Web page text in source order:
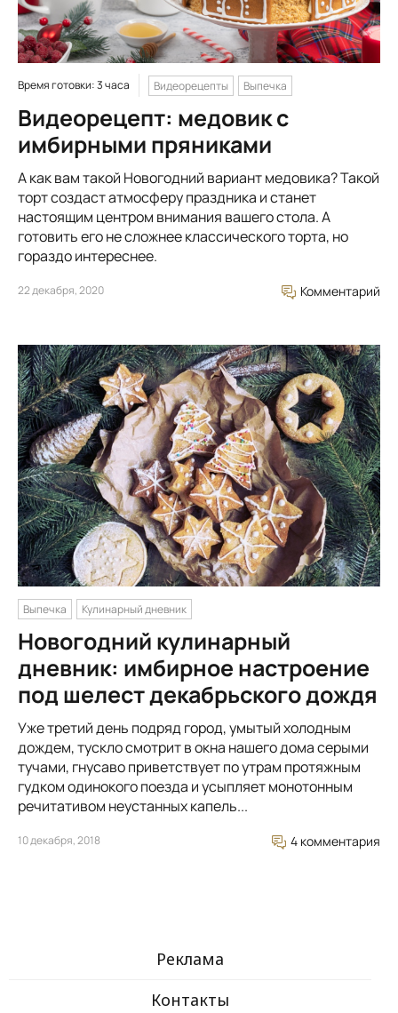
Время готовки: 3 часа Видеорецепты Выпечка
Видеорецепт: медовик с
имбирными пряниками
А как вам такой Новогодний вариант медовика? Такой
торт создаст атмосферу праздника и станет
настоящим центром внимания вашего стола. А
готовить его не сложнее классического торта, но
гораздо интереснее.
22 декабря, 2020 Комментарий
Выпечка Кулинарный дневник
Новогодний кулинарный
дневник: имбирное настроение
под шелест декабрьского дождя
Уже третий день подряд город, умытый холодным
дождем, тускло смотрит в окна нашего дома серыми
тучами, гнусаво приветствует по утрам протяжным
гудком одинокого поезда и усыпляет монотонным
речитативом неустанных капель...
10 декабря, 2018 4 комментария
Реклама
Контакты